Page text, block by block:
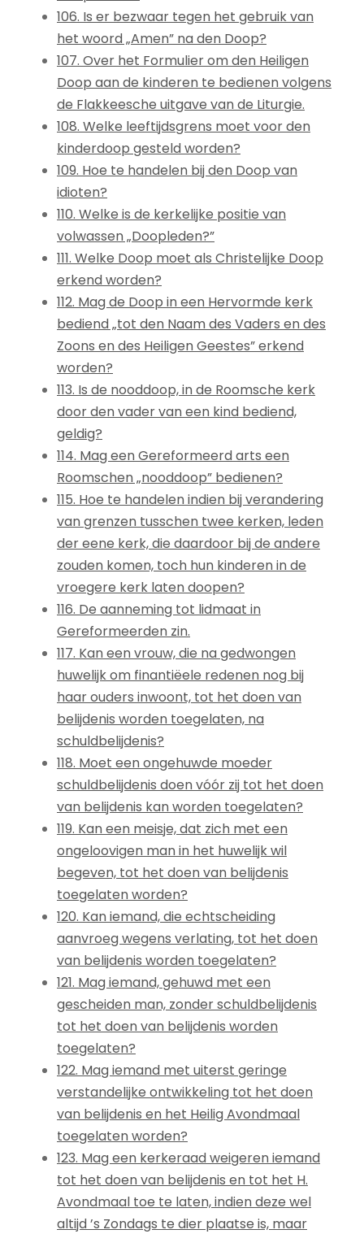
106. Is er bezwaar tegen het gebruik van
het woord „Amen” na den Doop?
107. Over het Formulier om den Heiligen
Doop aan de kinderen te bedienen volgens
de Flakkeesche uitgave van de Liturgie.
108. Welke leeftijdsgrens moet voor den
kinderdoop gesteld worden?
109. Hoe te handelen bij den Doop van
idioten?
110. Welke is de kerkelijke positie van
volwassen „Doopleden?”
111. Welke Doop moet als Christelijke Doop
erkend worden?
112. Mag de Doop in een Hervormde kerk
bediend „tot den Naam des Vaders en des
Zoons en des Heiligen Geestes” erkend
worden?
113. Is de nooddoop, in de Roomsche kerk
door den vader van een kind bediend,
geldig?
114. Mag een Gereformeerd arts een
Roomschen „nooddoop” bedienen?
115. Hoe te handelen indien bij verandering
van grenzen tusschen twee kerken, leden
der eene kerk, die daardoor bij de andere
zouden komen, toch hun kinderen in de
vroegere kerk laten doopen?
116. De aanneming tot lidmaat in
Gereformeerden zin.
117. Kan een vrouw, die na gedwongen
huwelijk om finantiëele redenen nog bij
haar ouders inwoont, tot het doen van
belijdenis worden toegelaten, na
schuldbelijdenis?
118. Moet een ongehuwde moeder
schuldbelijdenis doen vóór zij tot het doen
van belijdenis kan worden toegelaten?
119. Kan een meisje, dat zich met een
ongeloovigen man in het huwelijk wil
begeven, tot het doen van belijdenis
toegelaten worden?
120. Kan iemand, die echtscheiding
aanvroeg wegens verlating, tot het doen
van belijdenis worden toegelaten?
121. Mag iemand, gehuwd met een
gescheiden man, zonder schuldbelijdenis
tot het doen van belijdenis worden
toegelaten?
122. Mag iemand met uiterst geringe
verstandelijke ontwikkeling tot het doen
van belijdenis en het Heilig Avondmaal
toegelaten worden?
123. Mag een kerkeraad weigeren iemand
tot het doen van belijdenis en tot het H.
Avondmaal toe te laten, indien deze wel
altijd ’s Zondags te dier plaatse is, maar